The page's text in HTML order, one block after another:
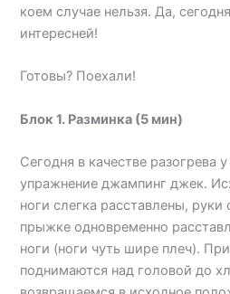
коем случае нельзя. Да,
интересней!
Готовы? Поехали!
Блок 1. Разминка (5 мин)
Сегодня в качестве разогрева
упражнение джампинг джек.
ноги слегка расставлены,
прыжке одновременно
ноги (ноги чуть шире плеч).
поднимаются над головой до